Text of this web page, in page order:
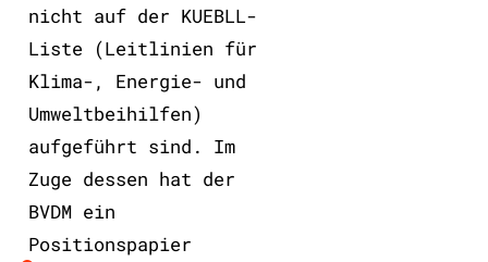
nicht auf der KUEBLL-
Liste (Leitlinien für
Klima-, Energie- und
Umweltbeihilfen)
aufgeführt sind. Im
Zuge dessen hat der
BVDM ein
Positionspapier